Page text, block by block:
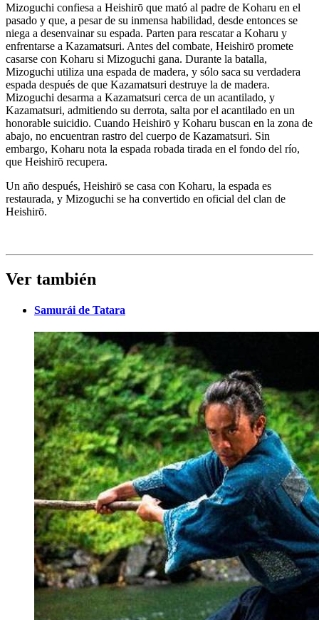
Mizoguchi confiesa a Heishirō que mató al padre de Koharu en el
pasado y que, a pesar de su inmensa habilidad, desde entonces se
niega a desenvainar su espada. Parten para rescatar a Koharu y
enfrentarse a Kazamatsuri. Antes del combate, Heishirō promete
casarse con Koharu si Mizoguchi gana. Durante la batalla,
Mizoguchi utiliza una espada de madera, y sólo saca su verdadera
espada después de que Kazamatsuri destruye la de madera.
Mizoguchi desarma a Kazamatsuri cerca de un acantilado, y
Kazamatsuri, admitiendo su derrota, salta por el acantilado en un
honorable suicidio. Cuando Heishirō y Koharu buscan en la zona de
abajo, no encuentran rastro del cuerpo de Kazamatsuri. Sin
embargo, Koharu nota la espada robada tirada en el fondo del río,
que Heishirō recupera.
Un año después, Heishirō se casa con Koharu, la espada es
restaurada, y Mizoguchi se ha convertido en oficial del clan de
Heishirō.
Ver también
Samurái de Tatara